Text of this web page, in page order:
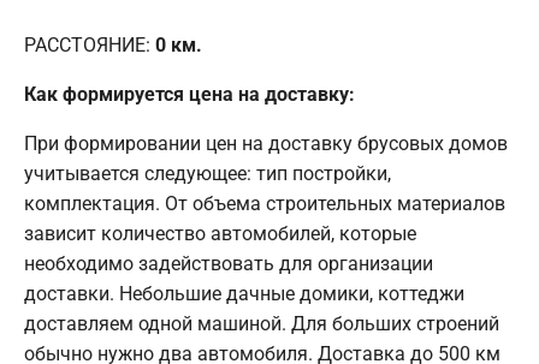
РАССТОЯНИЕ: 0 км.
Как формируется цена на доставку:
При формировании цен на доставку брусовых домов
учитывается следующее: тип постройки,
комплектация. От объема строительных материалов
зависит количество автомобилей, которые
необходимо задействовать для организации
доставки. Небольшие дачные домики, коттеджи
доставляем одной машиной. Для больших строений
обычно нужно два автомобиля. Доставка до 500 км